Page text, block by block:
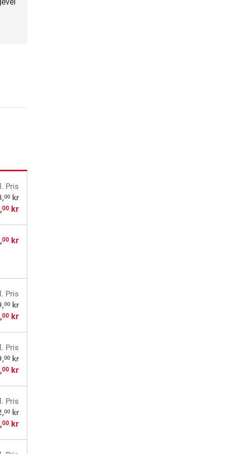
Pris
00 kr
00 kr
00 kr
Pris
00 kr
00 kr
Pris
00 kr
00 kr
Pris
00 kr
00 kr